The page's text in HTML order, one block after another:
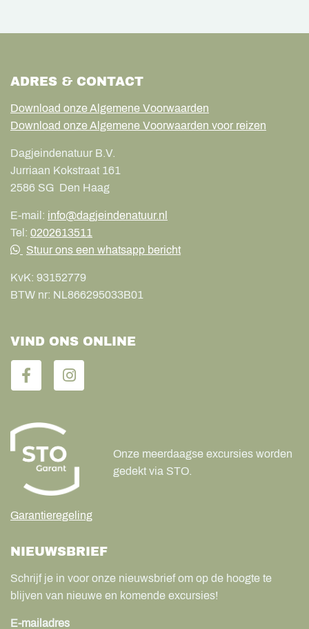
ADRES & CONTACT
Download onze Algemene Voorwaarden
Download onze Algemene Voorwaarden voor reizen
Dagjeindenatuur B.V.
Jurriaan Kokstraat 161
2586 SG Den Haag
E-mail: info@dagjeindenatuur.nl
Tel: 0202613511
Stuur ons een whatsapp bericht
KvK: 93152779
BTW nr: NL866295033B01
VIND ONS ONLINE
Garantieregeling
Onze meerdaagse excursies worden
gedekt via STO.
NIEUWSBRIEF
Schrijf je in voor onze nieuwsbrief om op de hoogte te
blijven van nieuwe en komende excursies!
E-mailadres